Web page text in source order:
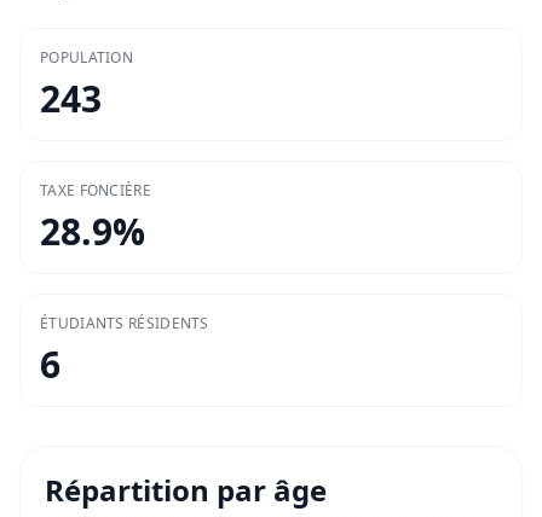
POPULATION
243
TAXE FONCIÈRE
28.9%
ÉTUDIANTS RÉSIDENTS
6
Répartition par âge